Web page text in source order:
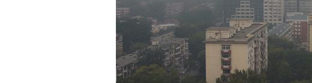
t-il dans le sud de la
France ?
Les médicaments GLP-1
protègent-ils aussi les os
?